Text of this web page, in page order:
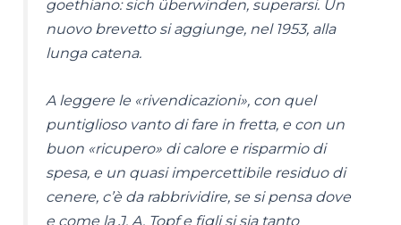
goethiano: sich überwinden, superarsi. Un
nuovo brevetto si aggiunge, nel 1953, alla
lunga catena.
A leggere le «rivendicazioni», con quel
puntiglioso vanto di fare in fretta, e con un
buon «ricupero» di calore e risparmio di
spesa, e un quasi impercettibile residuo di
cenere, c’è da rabbrividire, se si pensa dove
e come la J. A. Topf e figli si sia tanto